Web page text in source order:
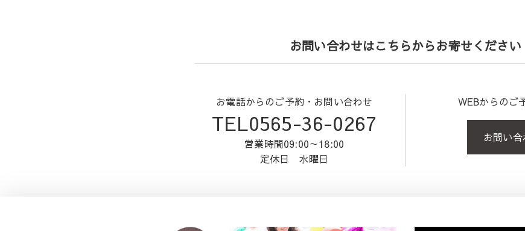
お問い合わせはこちらからお寄せください
お電話からのご予約・お問い合わせ
TEL0565-36-0267
営業時間09:00～18:00
定休日 水曜日
WEBからのご
お問い